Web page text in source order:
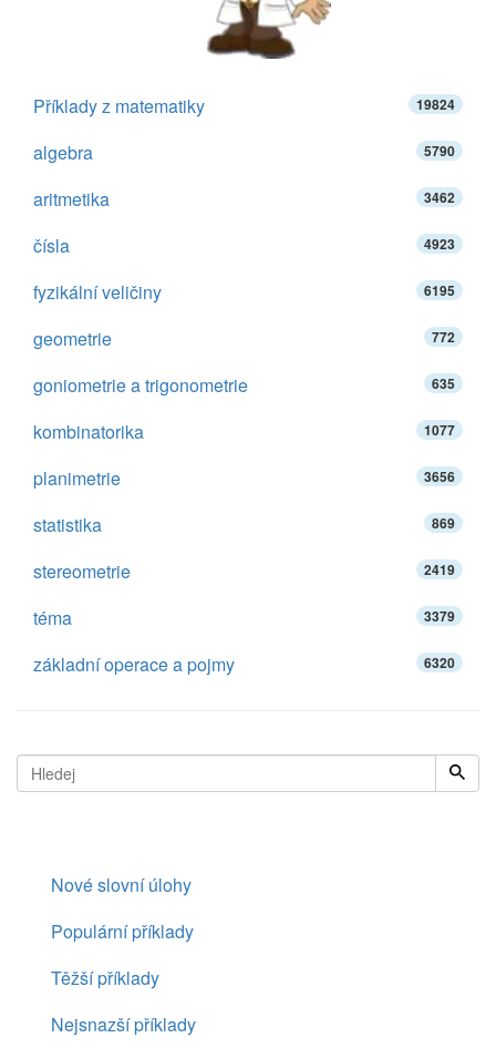
Příklady z matematiky 19824
algebra 5790
aritmetika 3462
čísla 4923
fyzikální veličiny 6195
geometrie 772
goniometrie a trigonometrie 635
kombinatorika 1077
planimetrie 3656
statistika 869
stereometrie 2419
téma 3379
základní operace a pojmy 6320
Nové slovní úlohy
Populární příklady
Těžší příklady
Nejsnazší příklady